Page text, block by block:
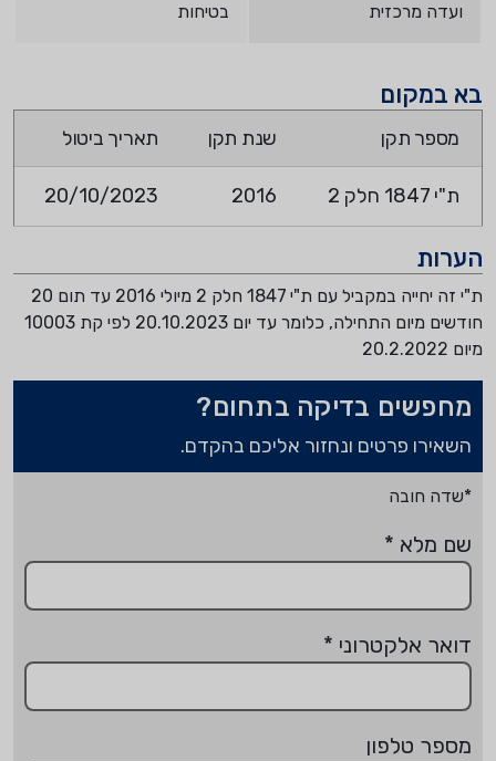
ועדה מרכזית בטיחות
בא במקום
מספר תקן שנת תקן תאריך ביטול
ת"י 1847 חלק 2 2016
20/10/2023
הערות
ת"י זה יחייה במקביל עם ת"י 1847 חלק 2 מיולי 2016 עד תום 20
חודשים מיום התחילה, כלומר עד יום 20.10.2023 לפי קת 10003
מיום 20.2.2022
מחפשים בדיקה בתחום?
השאירו פרטים ונחזור אליכם בהקדם.
*שדה חובה
שם מלא *
דואר אלקטרוני *
מספר טלפון